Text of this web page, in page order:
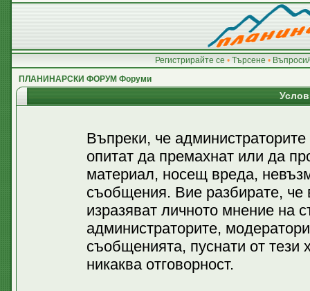
Регистрирайте се • Търсене •
ПЛАНИНАРСКИ ФОРУМ Форуми
Въпреки, че
опитат да премахнат или да
материал, носещ вреда,
съобщения. Вие разбирате,
изразяват личното мнение на
администраторите,
съобщенията, пуснати от тези
никаква отговорност.